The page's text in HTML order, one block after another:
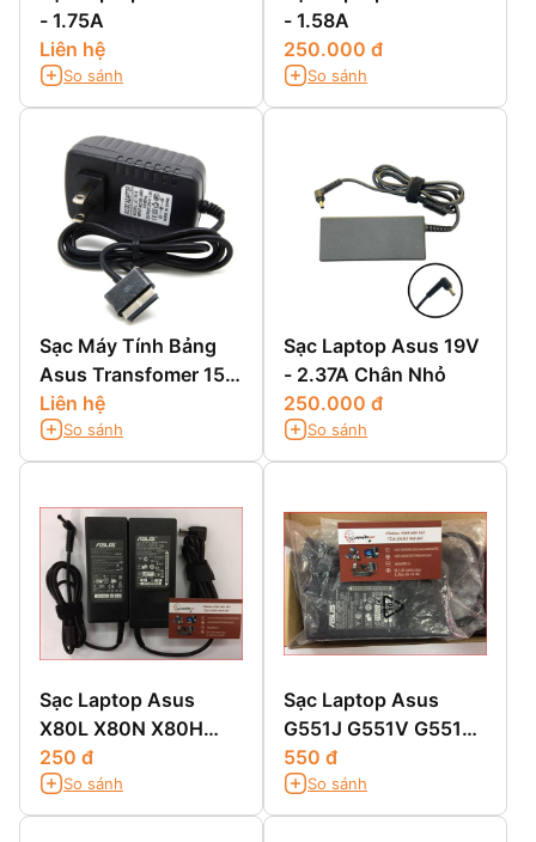
- 1.75A
Liên hệ
So sánh
- 1.58A
250.000 đ
So sánh
Sạc Máy Tính Bảng
Asus Transfomer 15V
- 1.2A
Liên hệ
So sánh
Sạc Laptop Asus 19V
- 2.37A Chân Nhỏ
250.000 đ
So sánh
Sạc Laptop Asus
X80L X80N X80H
X80LE X80A X80Z
250 đ
So sánh
Sạc Laptop Asus
G551J G551V G551JK
G551JM G551JW
G551VM G551JX
550 đ
So sánh